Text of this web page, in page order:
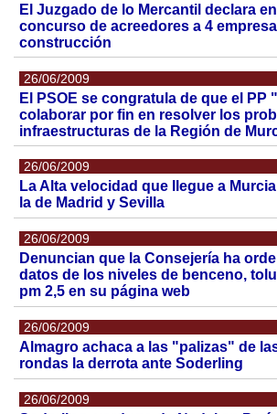
El Juzgado de lo Mercantil declara
concurso de acreedores a 4
construcción
26/06/2009
El PSOE se congratula de que el PP
colaborar por fin en resolver los
infraestructuras de la Región de
26/06/2009
La Alta velocidad que llegue a
la de Madrid y Sevilla
26/06/2009
Denuncian que la Consejería ha
datos de los niveles de benceno,
pm 2,5 en su página web
26/06/2009
Almagro achaca a las "palizas" de
rondas la derrota ante Soderling
26/06/2009